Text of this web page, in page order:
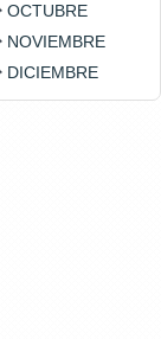
OCTUBRE
NOVIEMBRE
DICIEMBRE